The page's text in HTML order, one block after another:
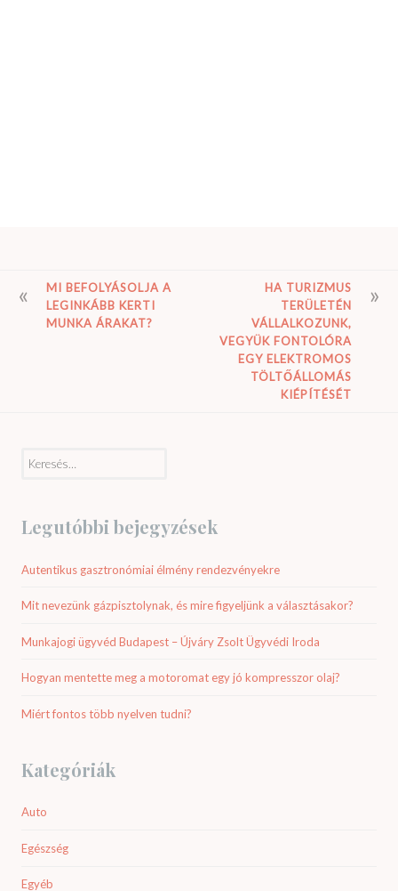
BEJEGYZÉS
NAVIGÁCIÓ
MI BEFOLYÁSOLJA A
LEGINKÁBB KERTI
MUNKA ÁRAKAT?
HA TURIZMUS
TERÜLETÉN
VÁLLALKOZUNK,
VEGYÜK FONTOLÓRA
EGY ELEKTROMOS
TÖLTŐÁLLOMÁS
KIÉPÍTÉSÉT
Legutóbbi bejegyzések
Autentikus gasztronómiai élmény rendezvényekre
Mit nevezünk gázpisztolynak, és mire figyeljünk a választásakor?
Munkajogi ügyvéd Budapest – Újváry Zsolt Ügyvédi Iroda
Hogyan mentette meg a motoromat egy jó kompresszor olaj?
Miért fontos több nyelven tudni?
Kategóriák
Auto
Egészség
Egyéb